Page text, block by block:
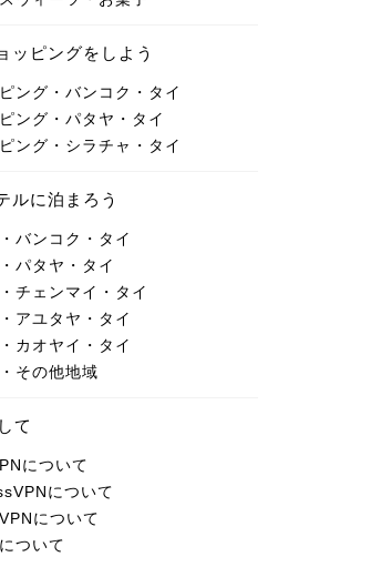
ッピングをしよう
ング・バンコク・タイ
ング・パタヤ・タイ
ング・シラチャ・タイ
ルに泊まろう
バンコク・タイ
パタヤ・タイ
チェンマイ・タイ
アユタヤ・タイ
カオヤイ・タイ
その他地域
て
について
について
について
ついて